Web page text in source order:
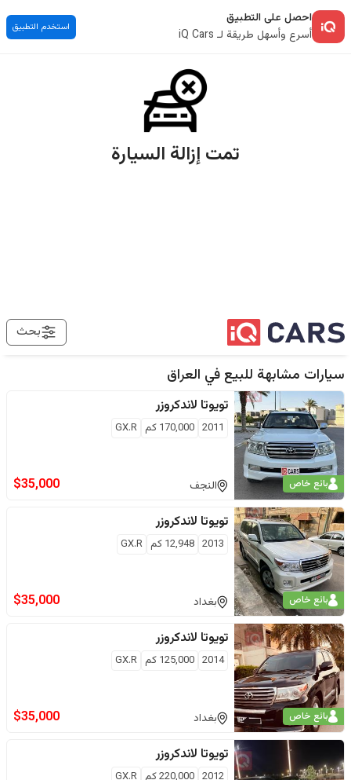
احصل على التطبيق
أسرع وأسهل طريقة لـ iQ Cars
استخدم التطبيق
تمت إزالة السيارة
بحث
سيارات مشابهة للبيع في العراق
بائع خاص
تويوتا لاندكروزر
2011
170,000 كم GX.R
النجف $35,000
بائع خاص
تويوتا لاندكروزر
2013
12,948 كم GX.R
بغداد $35,000
بائع خاص
تويوتا لاندكروزر
2014
125,000 كم GX.R
بغداد $35,000
تويوتا لاندكروزر